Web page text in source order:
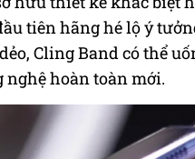
tiên hãng hé lộ ý
Cling Band có thể
hoàn toàn mới.